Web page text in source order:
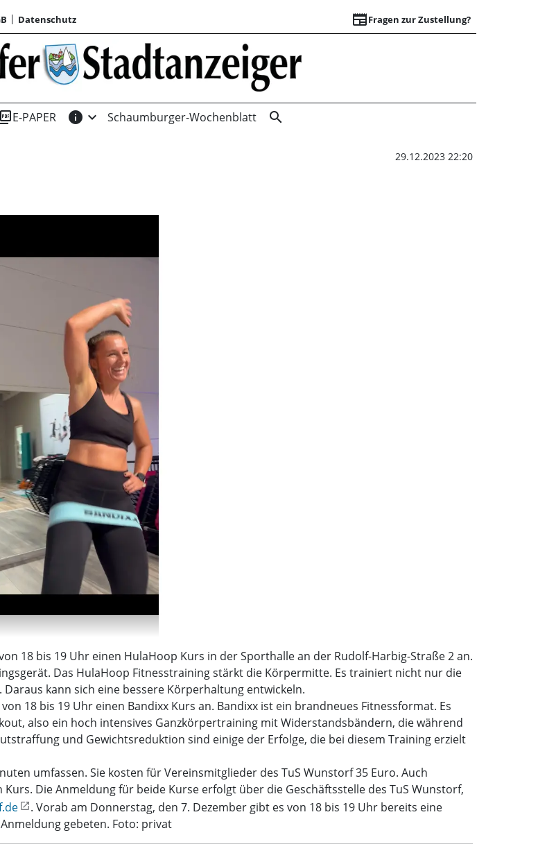
Datenschutz newspaperFragen zur Zustellung?
Neues
E-PAPER info expand_more Schaumburger-Wochenblatt search
29.12.2023 22:20
18 bis 19 Uhr einen HulaHoop Kurs in der Sporthalle an der Rudolf-Harbig-Straße 2 an.
Das HulaHoop Fitnesstraining stärkt die Körpermitte. Es trainiert nicht nur die
kann sich eine bessere Körperhaltung entwickeln.
18 bis 19 Uhr einen Bandixx Kurs an. Bandixx ist ein brandneues Fitnessformat. Es
also ein hoch intensives Ganzkörpertraining mit Widerstandsbändern, die während
und Gewichtsreduktion sind einige der Erfolge, die bei diesem Training erzielt
umfassen. Sie kosten für Vereinsmitglieder des TuS Wunstorf 35 Euro. Auch
Die Anmeldung für beide Kurse erfolgt über die Geschäftsstelle des TuS Wunstorf,
. Vorab am Donnerstag, den 7. Dezember gibt es von 18 bis 19 Uhr bereits eine
gebeten. Foto: privat